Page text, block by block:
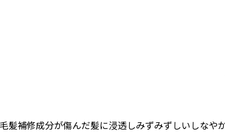
補修成分が傷んだ髪に浸透しみずみずしいしなや